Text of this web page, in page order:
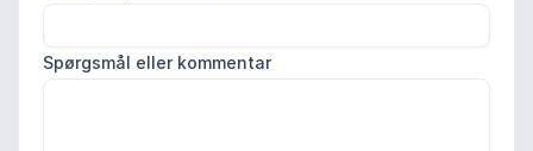
Spørgsmål eller kommentar